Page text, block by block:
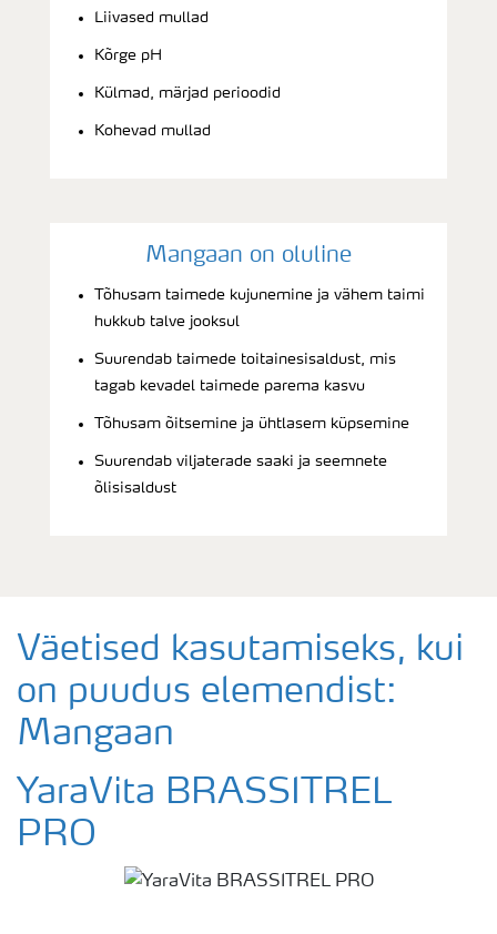
Liivased mullad
Kõrge pH
Külmad, märjad perioodid
Kohevad mullad
Mangaan on oluline
Tõhusam taimede kujunemine ja vähem taimi
hukkub talve jooksul
Suurendab taimede toitainesisaldust, mis
tagab kevadel taimede parema kasvu
Tõhusam õitsemine ja ühtlasem küpsemine
Suurendab viljaterade saaki ja seemnete
õlisisaldust
Väetised kasutamiseks, kui
on puudus elemendist:
Mangaan
YaraVita BRASSITREL
PRO